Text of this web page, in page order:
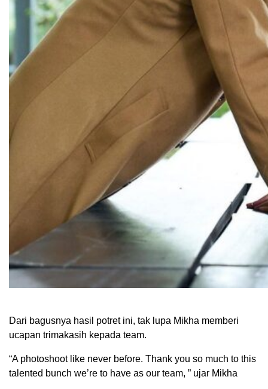
Dari bagusnya hasil potret ini, tak lupa Mikha memberi
ucapan trimakasih kepada team.
“A photoshoot like never before. Thank you so much to this
talented bunch we’re to have as our team, ” ujar Mikha